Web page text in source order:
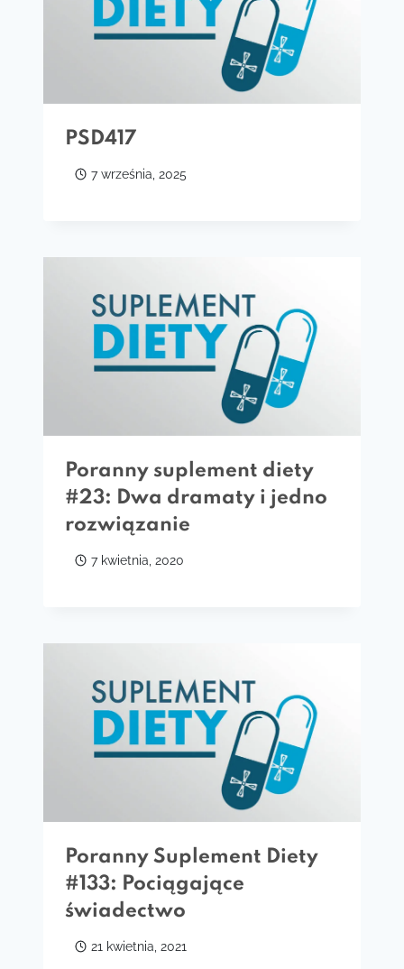
PSD417
7 września, 2025
Poranny suplement diety
#23: Dwa dramaty i jedno
rozwiązanie
7 kwietnia, 2020
Poranny Suplement Diety
#133: Pociągające
świadectwo
21 kwietnia, 2021